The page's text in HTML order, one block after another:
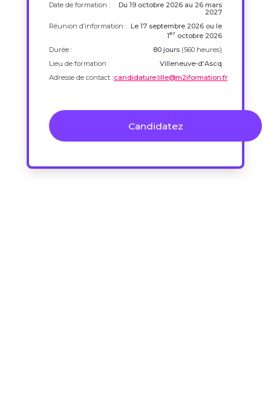
Date de formation :
Du 19 octobre 2026 au 26 mars
2027
Réunion d’information : Le 17 septembre 2026 ou le
1er octobre 2026
Durée :
80 jours (560 heures)
Lieu de formation :
Villeneuve-d'Ascq
Adresse de contact :candidature.lille@m2iformation.fr
Candidatez